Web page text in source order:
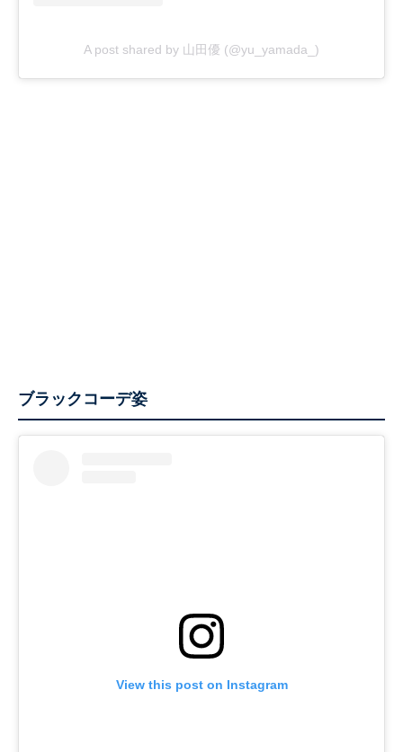
A post shared by 山田優 (@yu_yamada_)
ブラックコーデ姿
View this post on Instagram